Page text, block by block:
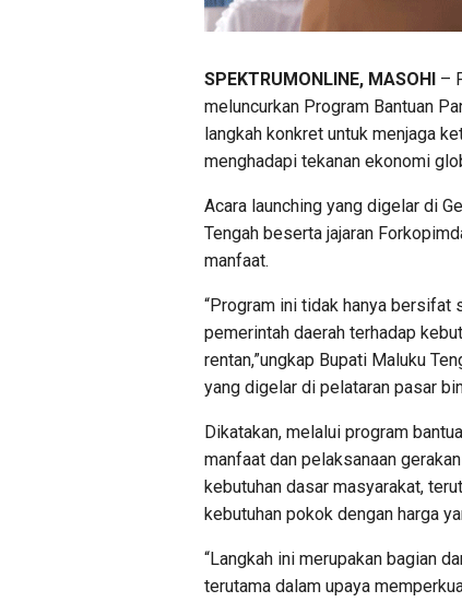
SPEKTRUMONLINE, MASOHI –
meluncurkan Program Bantuan
langkah konkret untuk menjaga
menghadapi tekanan ekonomi
Acara launching yang digelar di
Tengah beserta jajaran
manfaat.
“Program ini tidak hanya bersifat
pemerintah daerah terhadap
rentan,”ungkap Bupati Maluku
yang digelar di pelataran pasar
Dikatakan, melalui program
manfaat dan pelaksanaan
kebutuhan dasar masyarakat,
kebutuhan pokok dengan harga
“Langkah ini merupakan bagian
terutama dalam upaya